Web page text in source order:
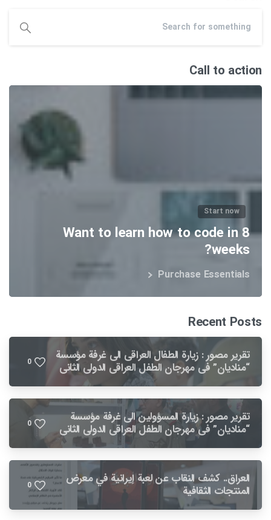
Call to action
Start now
Want to learn how to code in 8
weeks?
Purchase Essentials
Recent Posts
تقریر مصور : زيارة الطفال العراقی الى غرفة مؤسسة
“مناديان” فی مهرجان الطفل العراقي الدولي الثاني 0
تقریر مصور : زيارة المسؤولين الى غرفة مؤسسة
“مناديان” فی مهرجان الطفل العراقي الدولي الثاني 0
العراق.. كشف النقاب عن لعبة إيرانية في معرض
المنتجات الثقافية 0